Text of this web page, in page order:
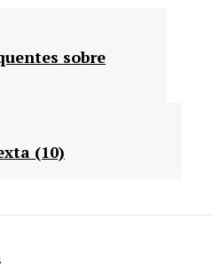
sobre
(10)